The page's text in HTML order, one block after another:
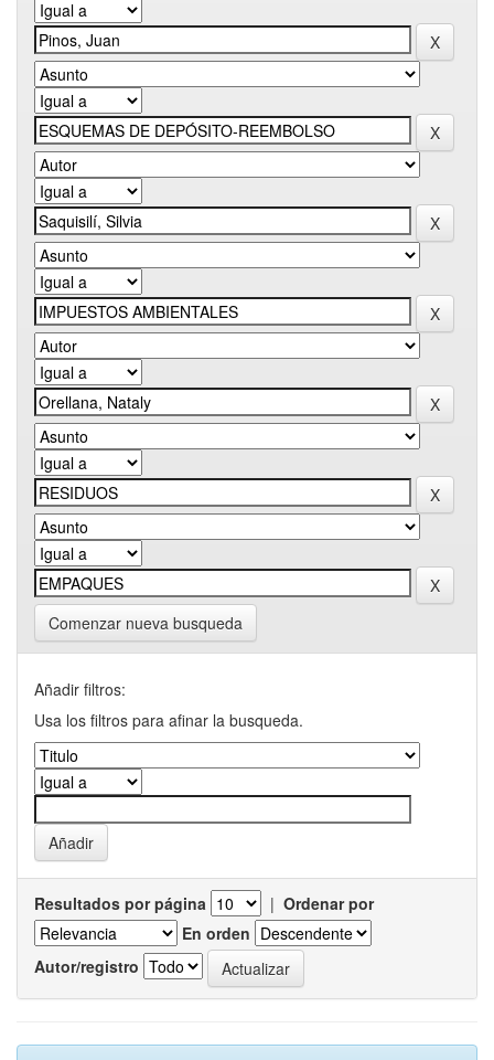
Comenzar nueva busqueda
Añadir filtros:
Usa los filtros para afinar la busqueda.
Resultados por página | Ordenar por
En orden
Autor/registro